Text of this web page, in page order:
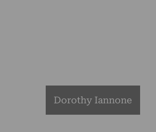
Dorothy Iannone